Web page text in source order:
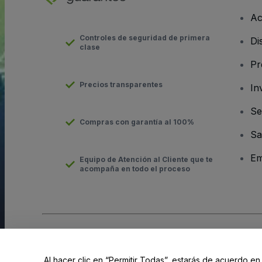
Controles de seguridad de primera
clase
Precios transparentes
Compras con garantía al 100%
Equipo de Atención al Cliente que te
acompaña en todo el proceso
Al hacer clic en “Permitir Todas”, estarás de acuerdo